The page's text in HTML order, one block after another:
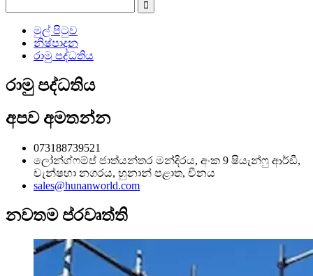
මුල් පිටුව
නිෂ්පාදන
රාමු පද්ධතිය
රාමු පද්ධතිය
අපව අමතන්න
073188739521
ලෝන්ග්ෆම්ප් ජාත්යන්තර මන්දිරය, අංක 9 ෂියැන්ෆු ආර්ඩී,
චැන්ෂහා නගරය, හුනාන් පළාත, චීනය
sales@hunanworld.com
නවතම ප්රවෘත්ති